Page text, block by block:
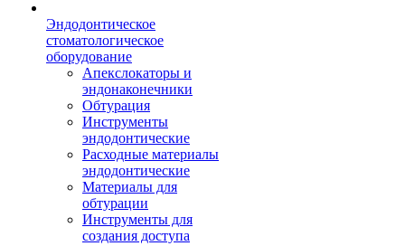
Эндодонтическое
стоматологическое
оборудование
Апекслокаторы и
эндонаконечники
Обтурация
Инструменты
эндодонтические
Расходные материалы
эндодонтические
Материалы для
обтурации
Инструменты для
создания доступа